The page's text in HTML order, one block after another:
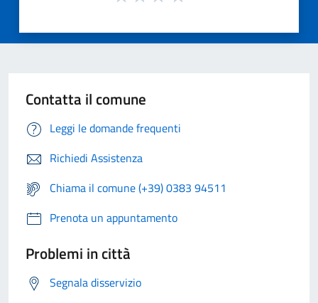
Contatta il comune
Leggi le domande frequenti
Richiedi Assistenza
Chiama il comune (+39) 0383 94511
Prenota un appuntamento
Problemi in città
Segnala disservizio